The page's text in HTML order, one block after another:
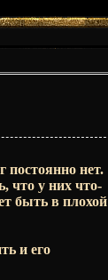
постоянно нет.
что у них что-
быть в плохой
и его